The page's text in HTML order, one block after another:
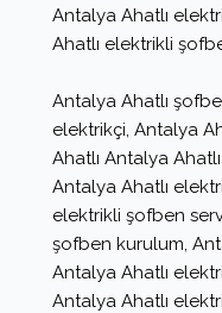
Antalya Ahatlı
Ahatlı elektrikli
Antalya Ahatlı
elektrikçi, Antalya
Ahatlı Antalya
Antalya Ahatlı
elektrikli şofben
şofben kurulum,
Antalya Ahatlı
Antalya Ahatlı